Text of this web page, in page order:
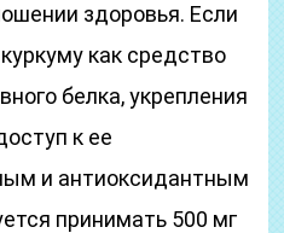
здоровья. Если
как средство
белка, укрепления
к ее
и антиоксидантным
принимать 500 мг